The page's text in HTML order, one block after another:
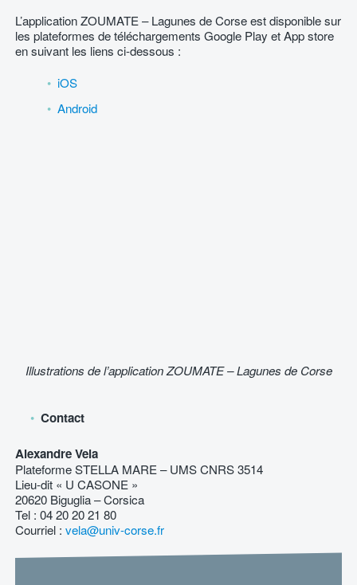
L’application ZOUMATE – Lagunes de Corse est disponible sur
les plateformes de téléchargements Google Play et App store
en suivant les liens ci-dessous :
iOS
Android
Illustrations de l’application ZOUMATE – Lagunes de Corse
Contact
Alexandre Vela
Plateforme STELLA MARE – UMS CNRS 3514
Lieu-dit « U CASONE »
20620 Biguglia – Corsica
Tel : 04 20 20 21 80
Courriel : vela@univ-corse.fr